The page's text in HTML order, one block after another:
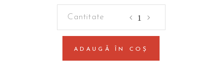
-
Limba
ADAUGĂ ÎN COȘ